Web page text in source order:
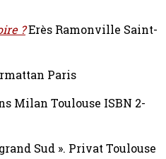
?Erès Ramonville Saint-
Paris
Milan Toulouse ISBN 2-
Sud ». Privat Toulouse